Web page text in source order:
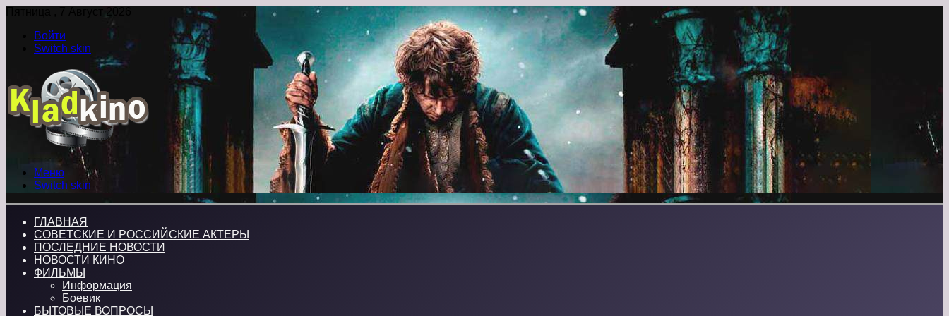
Пятница , 7 Август 2026
Войти
Switch skin
Меню
Switch skin
ГЛАВНАЯ
СОВЕТСКИЕ И РОССИЙСКИЕ АКТЕРЫ
ПОСЛЕДНИЕ НОВОСТИ
НОВОСТИ КИНО
ФИЛЬМЫ
Информация
Боевик
БЫТОВЫЕ ВОПРОСЫ